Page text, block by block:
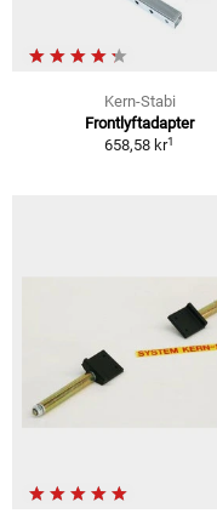
Kern-Stabi
Frontlyftadapter
658,58 kr1